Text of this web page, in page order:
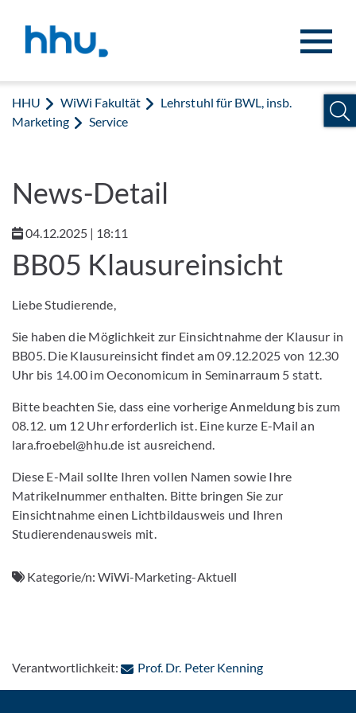
HHU WiWi Fakultät
Lehrstuhl für BWL, insb.
Marketing
Service
News-Detail
04.12.2025 | 18:11
BB05 Klausureinsicht
Liebe Studierende,
Sie haben die Möglichkeit zur Einsichtnahme der Klausur in
BB05. Die Klausureinsicht findet am 09.12.2025 von 12.30
Uhr bis 14.00 im Oeconomicum in Seminarraum 5 statt.
Bitte beachten Sie, dass eine vorherige Anmeldung bis zum
08.12. um 12 Uhr erforderlich ist. Eine kurze E-Mail an
lara.froebel@hhu.de ist ausreichend.
Diese E-Mail sollte Ihren vollen Namen sowie Ihre
Matrikelnummer enthalten. Bitte bringen Sie zur
Einsichtnahme einen Lichtbildausweis und Ihren
Studierendenausweis mit.
Kategorie/n:WiWi-Marketing-Aktuell
Verantwortlichkeit: Prof. Dr. Peter Kenning: Per E-Mail